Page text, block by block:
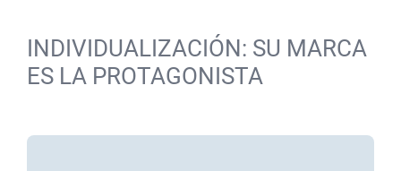
INDIVIDUALIZACIÓN: SU MARCA
ES LA PROTAGONISTA